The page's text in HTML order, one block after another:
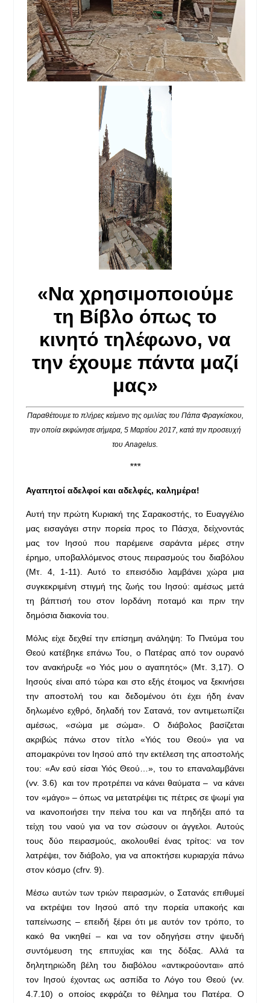
«Να χρησιμοποιούμε
τη Βίβλο όπως το
κινητό τηλέφωνο, να
την έχουμε πάντα μαζί
μας»
Παραθέτουμε το πλήρες κείμενο της ομιλίας του Πάπα Φραγκίσκου,
την οποία εκφώνησε σήμερα, 5 Μαρτίου 2017, κατά την προσευχή
τουAnagelus.
***
Αγαπητοί αδελφοί και αδελφές, καλημέρα!
Αυτή την πρώτη Κυριακή της Σαρακοστής, το Ευαγγέλιο
μας εισαγάγει στην πορεία προς το Πάσχα, δείχνοντάς
μας τον Ιησού που παρέμεινε σαράντα μέρες στην
έρημο, υποβαλλόμενος στους πειρασμούς του διαβόλου
(Μτ. 4, 1-11). Αυτό το επεισόδιο λαμβάνει χώρα μια
συγκεκριμένη στιγμή της ζωής του Ιησού: αμέσως μετά
τη βάπτισή του στον Ιορδάνη ποταμό και πριν την
δημόσια διακονία του.
Μόλις είχε δεχθεί την επίσημη ανάληψη: Το Πνεύμα του
Θεού κατέβηκε επάνω Του, ο Πατέρας από τον ουρανό
τον ανακήρυξε «ο Υιός μου ο αγαπητός» (Μτ. 3,17). Ο
Ιησούς είναι από τώρα και στο εξής έτοιμος να ξεκινήσει
την αποστολή του και δεδομένου ότι έχει ήδη έναν
δηλωμένο εχθρό, δηλαδή τον Σατανά, τον αντιμετωπίζει
αμέσως, «σώμα με σώμα». Ο διάβολος βασίζεται
ακριβώς πάνω στον τίτλο «Υιός του Θεού» για να
απομακρύνει τον Ιησού από την εκτέλεση της αποστολής
του: «Αν εσύ είσαι Υιός Θεού…», του το επαναλαμβάνει
(vv. 3.6) και τον προτρέπει να κάνει θαύματα – να κάνει
τον «μάγο» – όπως να μετατρέψει τις πέτρες σε ψωμί για
να ικανοποιήσει την πείνα του και να πηδήξει από τα
τείχη του ναού για να τον σώσουν οι άγγελοι. Αυτούς
τους δύο πειρασμούς, ακολουθεί ένας τρίτος: να τον
λατρέψει, τον διάβολο, για να αποκτήσει κυριαρχία πάνω
στον κόσμο (cfrv. 9).
Μέσω αυτών των τριών πειρασμών, ο Σατανάς επιθυμεί
να εκτρέψει τον Ιησού από την πορεία υπακοής και
ταπείνωσης – επειδή ξέρει ότι με αυτόν τον τρόπο, το
κακό θα νικηθεί – και να τον οδηγήσει στην ψευδή
συντόμευση της επιτυχίας και της δόξας. Αλλά τα
δηλητηριώδη βέλη του διαβόλου «αντικρούονται» από
τον Ιησού έχοντας ως ασπίδα το Λόγο του Θεού (vv.
4.7.10) ο οποίος εκφράζει το θέλημα του Πατέρα. Ο